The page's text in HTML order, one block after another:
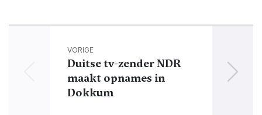
VORIGE
Duitse tv-zender NDR
maakt opnames in
Dokkum